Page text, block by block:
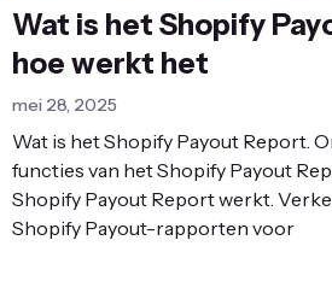
Wat is het Shopify
hoe werkt het
mei 28, 2025
Wat is het Shopify Payout Report.
functies van het Shopify Payout
Shopify Payout Report werkt.
Shopify Payout-rapporten voor